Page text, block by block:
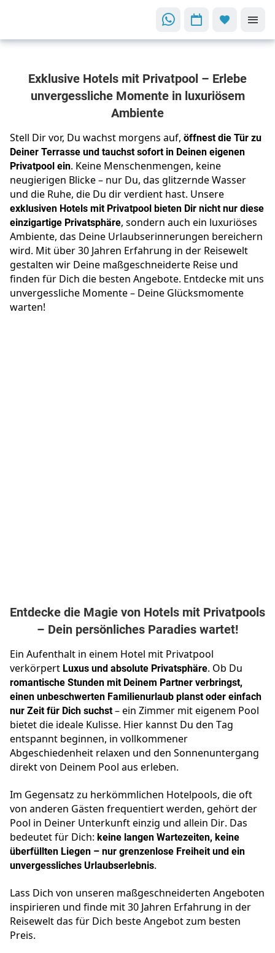
Rückzugsort
unvergessliche
Exklusive
Hotels mit
eigenem
Privatpool
Exklusive Hotels mit Privatpool – Erlebe
unvergessliche Momente in luxuriösem
Ambiente
Stell Dir vor, Du wachst morgens auf, öffnest die Tür zu
Deiner Terrasse und tauchst sofort in Deinen eigenen
Privatpool ein. Keine Menschenmengen, keine
neugierigen Blicke – nur Du, das glitzernde Wasser
und die Ruhe, die Du dir verdient hast. Unsere
exklusiven Hotels mit Privatpool bieten Dir nicht nur diese
einzigartige Privatsphäre, sondern auch ein luxuriöses
Ambiente, das Deine Urlaubserinnerungen bereichern
wird. Mit über 30 Jahren Erfahrung in der Reisewelt
gestalten wir Deine maßgeschneiderte Reise und
finden für Dich die besten Angebote. Entdecke mit uns
unvergessliche Momente – Deine Glücksmomente
warten!
Entdecke die Magie von Hotels mit Privatpools
– Dein persönliches Paradies wartet!
Ein Aufenthalt in einem Hotel mit Privatpool
verkörpert Luxus und absolute Privatsphäre. Ob Du
romantische Stunden mit Deinem Partner verbringst,
einen unbeschwerten Familienurlaub planst oder einfach
nur Zeit für Dich suchst– ein Zimmer mit eigenem Pool
bietet die ideale Kulisse. Hier kannst Du den Tag
entspannt beginnen, in vollkommener
Abgeschiedenheit relaxen und den Sonnenuntergang
direkt von Deinem Pool aus erleben.
Im Gegensatz zu herkömmlichen Hotelpools, die oft
von anderen Gästen frequentiert werden, gehört der
Pool in Deiner Unterkunft einzig und allein Dir. Das
bedeutet für Dich: keine langen Wartezeiten, keine
überfüllten Liegen – nur grenzenlose Freiheit und ein
unvergessliches Urlaubserlebnis.
Lass Dich von unseren maßgeschneiderten Angeboten
inspirieren und finde mit 30 Jahren Erfahrung in der
Reisewelt das für Dich beste Angebot zum besten
Preis.